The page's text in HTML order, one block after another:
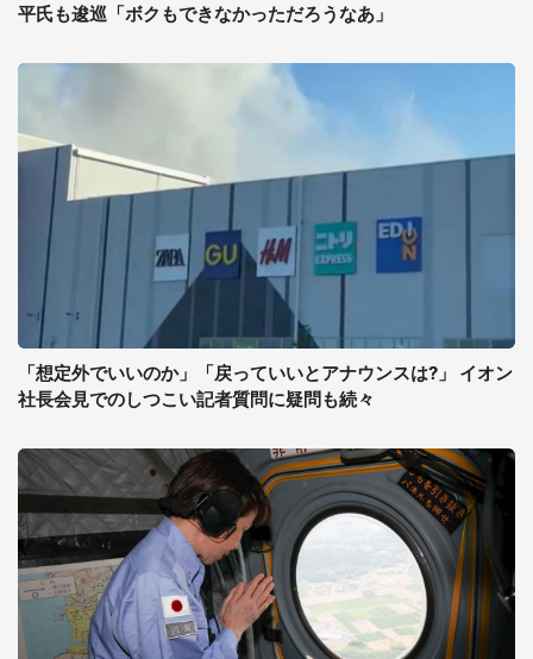
平氏も逡巡「ボクもできなかっただろうなあ」
「想定外でいいのか」「戻っていいとアナウンスは?」 イオン
社長会見でのしつこい記者質問に疑問も続々